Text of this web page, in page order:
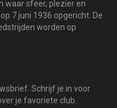
waar sfeer, plezier en
7 juni 1936 opgericht. De
worden op
Schrijf je in voor
je favoriete club.